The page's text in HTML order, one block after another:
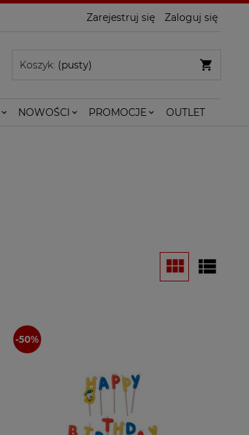
Zarejestruj się Zaloguj się
Koszyk: (pusty)
NOWOŚCI PROMOCJE OUTLET